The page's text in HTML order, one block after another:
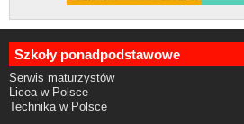
Szkoły ponadpodstawowe
Serwis maturzystów
Licea w Polsce
Technika w Polsce